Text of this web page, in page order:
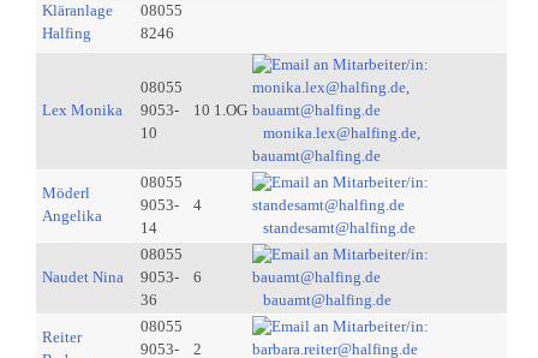
Kläranlage
Halfing
08055
8246
Lex Monika
08055
9053-
10
10 1.OG
monika.lex@halfing.de,
bauamt@halfing.de
Möderl
Angelika
08055
9053-
14
4
standesamt@halfing.de
Naudet Nina
08055
9053-
36
6
bauamt@halfing.de
Reiter
08055
9053-
2